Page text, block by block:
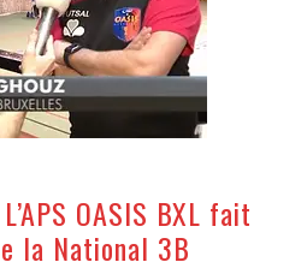
OASIS BXL fait
la National 3B